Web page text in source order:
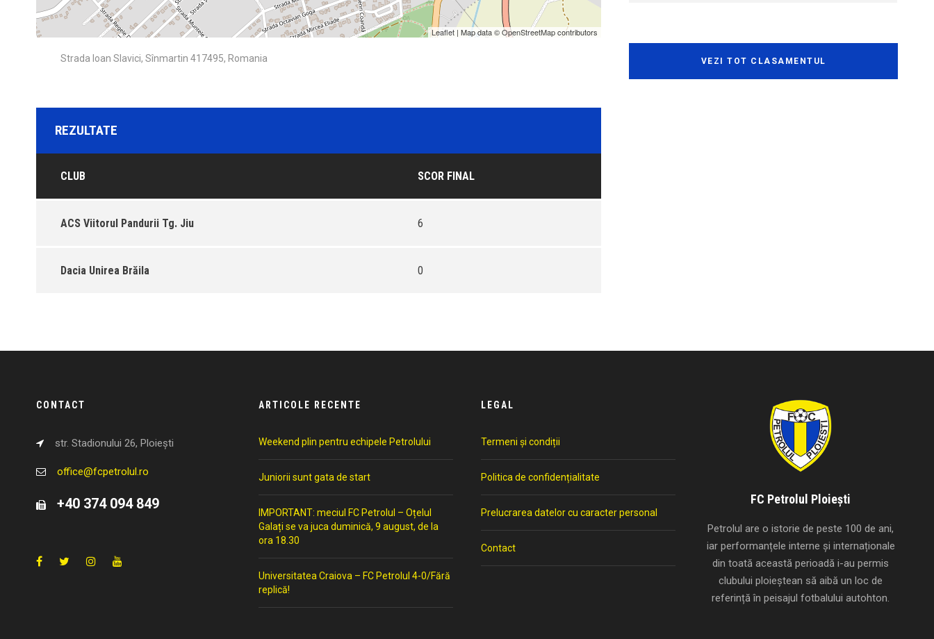
Leaflet | Map data ©OpenStreetMapcontributors
Strada Ioan Slavici, Sînmartin 417495, Romania
REZULTATE
CLUB SCOR FINAL
ACS Viitorul Pandurii Tg. Jiu 6
Dacia Unirea Brăila 0
VEZI TOT CLASAMENTUL
CONTACT
str. Stadionului 26, Ploiești
office@fcpetrolul.ro
+40 374 094 849
ARTICOLE RECENTE
Weekend plin pentru echipele Petrolului
Juniorii sunt gata de start
IMPORTANT: meciul FC Petrolul – Oțelul
Galați se va juca duminică, 9 august, de la
ora 18.30
Universitatea Craiova – FC Petrolul 4-0/Fără
replică!
LEGAL
Termeni și condiții
Politica de confidențialitate
Prelucrarea datelor cu caracter personal
Contact
FC Petrolul Ploiești
Petrolul are o istorie de peste 100 de ani,
iar performanțele interne și internaționale
din toată această perioadă i-au permis
clubului ploieștean să aibă un loc de
referință în peisajul fotbalului autohton.